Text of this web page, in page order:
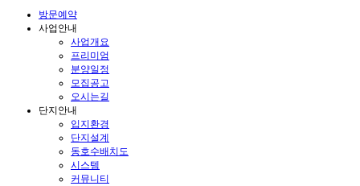
방문예약
사업안내
사업개요
프리미엄
분양일정
모집공고
오시는길
단지안내
입지환경
단지설계
동호수배치도
시스템
커뮤니티